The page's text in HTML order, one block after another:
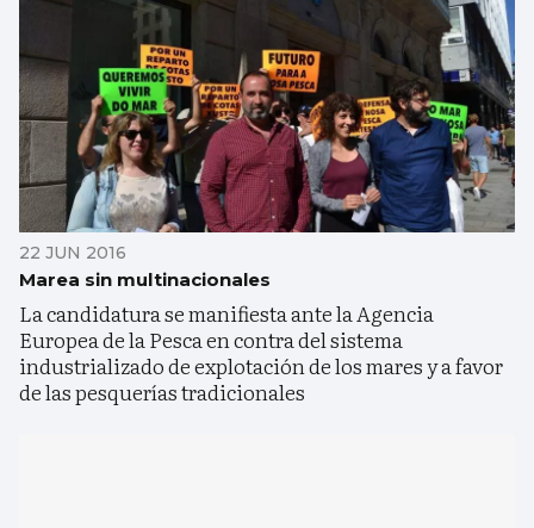
22 JUN 2016
Marea sin multinacionales
La candidatura se manifiesta ante la Agencia
Europea de la Pesca en contra del sistema
industrializado de explotación de los mares y a favor
de las pesquerías tradicionales